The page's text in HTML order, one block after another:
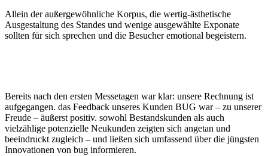
Allein der außergewöhnliche Korpus, die wertig-ästhetische
Ausgestaltung des Standes und wenige ausgewählte Exponate
sollten für sich sprechen und die Besucher emotional begeistern.
Bereits nach den ersten Messetagen war klar: unsere Rechnung ist
aufgegangen. das Feedback unseres Kunden BUG war – zu unserer
Freude – äußerst positiv. sowohl Bestandskunden als auch
vielzählige potenzielle Neukunden zeigten sich angetan und
beeindruckt zugleich – und ließen sich umfassend über die jüngsten
Innovationen von bug informieren.